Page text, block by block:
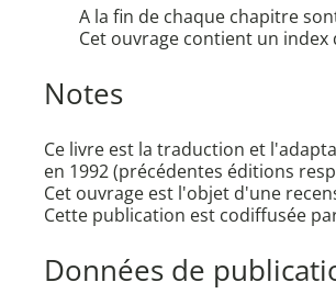
A la fin de chaque chapitre
Cet ouvrage contient un index
Notes
Ce livre est la traduction et
en 1992 (précédentes éditions
Cet ouvrage est l'objet d'une
Cette publication est codiffusée
Données de